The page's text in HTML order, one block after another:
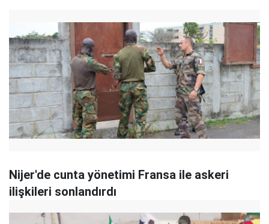
Nijer'de cunta yönetimi Fransa ile askeri
ilişkileri sonlandırdı